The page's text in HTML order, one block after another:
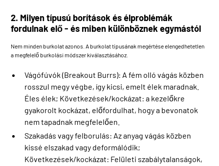
2. Milyen típusú borítások és élproblémák
fordulnak elő - és miben különböznek egymástól
Nem minden burkolat azonos. A burkolat típusának megértése elengedhetetlen
a megfelelő burkolási módszer kiválasztásához.
Vágófúvók (Breakout Burrs): A fém olló vágás közben
rosszul megy végbe, így kicsi, emelt élek maradnak.
Éles élek; Következések/kockázat: a kezelőkre
gyakorolt kockázat, előfordulhat, hogy a bevonatok
nem tapadnak megfelelően.
Szakadás vagy felborulás: Az anyag vágás közben
kissé elszakad vagy deformálódik;
Következések/kockázat: Felületi szabálytalanságok,